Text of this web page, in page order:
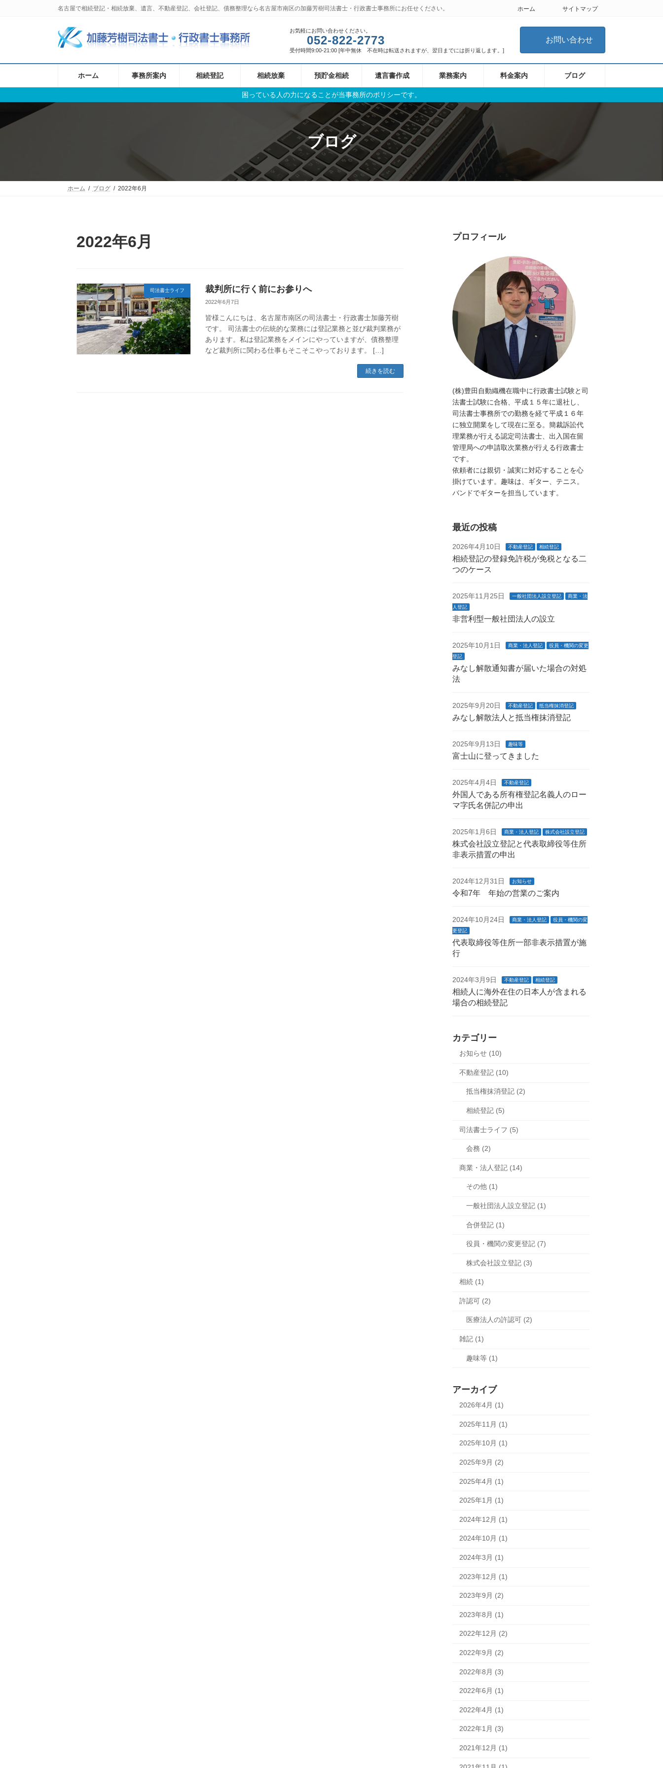
ス
ッ
ン
移
名古屋で相続登記・相続放棄、遺言、不動産登記、会社登記、債務整理なら名古屋市南区の加藤芳樹司法書士・行政書士事務所にお任せください。 ホーム サイトマップ
お気軽にお問い合わせください。
052-822-2773
受付時間9:00-21:00 [年中無休 不在時は転送されますが、翌日までには折り返します。]
お問い合わせ
ホーム 事務所案内 相続登記 相続放棄 預貯金相続 遺言書作成 業務案内 料金案内 ブログ
困っている人の力になることが当事務所のポリシーです。
ブログ
ホーム ブログ 2022年6月
2022年6月
司法書士ライフ 裁判所に行く前にお参りへ
2022年6月7日
皆様こんにちは、名古屋市南区の司法書士・行政書士加藤芳樹
です。 司法書士の伝統的な業務には登記業務と並び裁判業務が
あります。私は登記業務をメインにやっていますが、債務整理
など裁判所に関わる仕事もそこそこやっております。 […]
続きを読む
プロフィール
(株)豊田自動織機在職中に行政書士試験と司
法書士試験に合格、平成１５年に退社し、
司法書士事務所での勤務を経て平成１６年
に独立開業をして現在に至る。簡裁訴訟代
理業務が行える認定司法書士、出入国在留
管理局への申請取次業務が行える行政書士
です。
依頼者には親切・誠実に対応することを心
掛けています。趣味は、ギター、テニス。
バンドでギターを担当しています。
最近の投稿
2026年4月10日 不動産登記 相続登記
相続登記の登録免許税が免税となる二
つのケース
2025年11月25日 一般社団法人設立登記
商業・法
人登記
非営利型一般社団法人の設立
2025年10月1日 商業・法人登記
役員・機関の変更
登記
みなし解散通知書が届いた場合の対処
法
2025年9月20日 不動産登記 抵当権抹消登記
みなし解散法人と抵当権抹消登記
2025年9月13日 趣味等
富士山に登ってきました
2025年4月4日 不動産登記
外国人である所有権登記名義人のロー
マ字氏名併記の申出
2025年1月6日 商業・法人登記 株式会社設立登記
株式会社設立登記と代表取締役等住所
非表示措置の申出
2024年12月31日 お知らせ
令和7年 年始の営業のご案内
2024年10月24日 商業・法人登記
役員・機関の変
更登記
代表取締役等住所一部非表示措置が施
行
2024年3月9日 不動産登記 相続登記
相続人に海外在住の日本人が含まれる
場合の相続登記
カテゴリー
お知らせ (10)
不動産登記 (10)
抵当権抹消登記 (2)
相続登記 (5)
司法書士ライフ (5)
会務 (2)
商業・法人登記 (14)
その他 (1)
一般社団法人設立登記 (1)
合併登記 (1)
役員・機関の変更登記 (7)
株式会社設立登記 (3)
相続 (1)
許認可 (2)
医療法人の許認可 (2)
雑記 (1)
趣味等 (1)
アーカイブ
2026年4月 (1)
2025年11月 (1)
2025年10月 (1)
2025年9月 (2)
2025年4月 (1)
2025年1月 (1)
2024年12月 (1)
2024年10月 (1)
2024年3月 (1)
2023年12月 (1)
2023年9月 (2)
2023年8月 (1)
2022年12月 (2)
2022年9月 (2)
2022年8月 (3)
2022年6月 (1)
2022年4月 (1)
2022年1月 (3)
2021年12月 (1)